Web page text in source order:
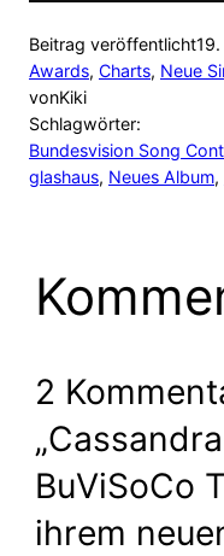
Beitrag veröffentlicht
Awards, Charts, Neue
vonKiki
Schlagwörter:
Bundesvision Song
glashaus, Neues Album,
2
BuViSoCo
ihrem